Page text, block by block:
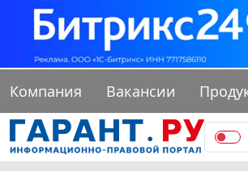
Компания Вакансии